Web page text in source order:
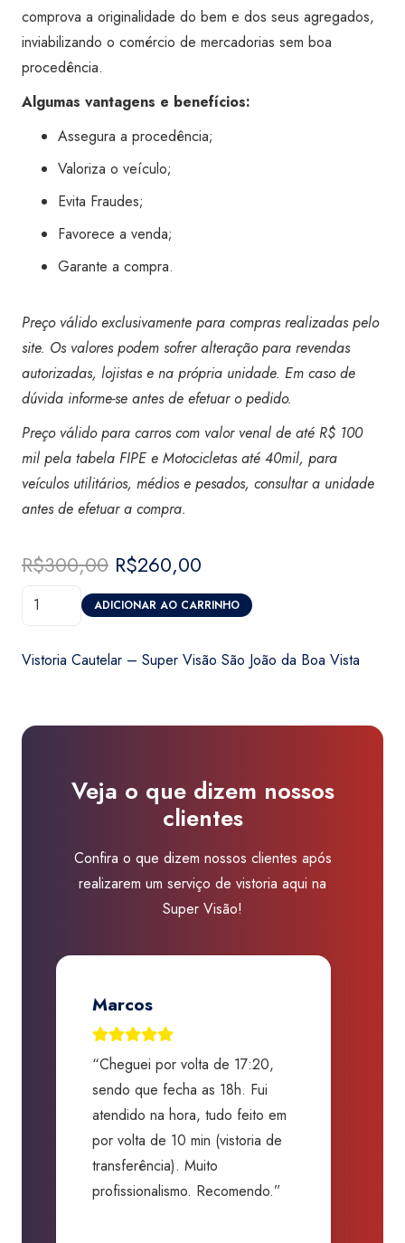
comprova a originalidade do bem e dos seus agregados,
inviabilizando o comércio de mercadorias sem boa
procedência.
Algumas vantagens e benefícios:
Assegura a procedência;
Valoriza o veículo;
Evita Fraudes;
Favorece a venda;
Garante a compra.
Preço válido exclusivamente para compras realizadas pelo
site. Os valores podem sofrer alteração para revendas
autorizadas, lojistas e na própria unidade. Em caso de
dúvida informe-se antes de efetuar o pedido.
Preço válido para carros com valor venal de até R$ 100
mil pela tabela FIPE e Motocicletas até 40mil, para
veículos utilitários, médios e pesados, consultar a unidade
antes de efetuar a compra.
R$300,00 O
preço
original
R$300,00.
R$260,00
preço
atual
R$260,00.
Vistoria
São
quantidade
ADICIONAR AO CARRINHO
Vistoria Cautelar – Super Visão São João da Boa Vista
Veja o que dizem nossos
clientes
Confira o que dizem nossos clientes após
realizarem um serviço de vistoria aqui na
Super Visão!
Jose Renato A. Martins
“Excelentes profissionais!
Graças ao processo criterioso e
alta qualidade, evitaram que eu
comprasse um carro sem
segurança nenhuma com uma
batida camuflada. Me salvaram